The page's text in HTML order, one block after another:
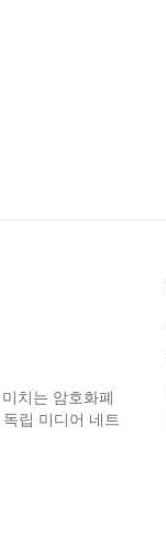
치는 암호화폐
립 미디어 네트